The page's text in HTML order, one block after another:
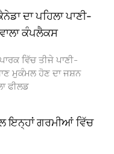
ਦਾ ਪਹਿਲਾ ਪਾਣੀ-
ਕੰਪਲੈਕਸ
ਵਿੱਚ ਤੀਜੇ ਪਾਣੀ-
ਮੁਕੰਮਲ ਹੋਣ ਦਾ ਜਸ਼ਨ
ਫੀਲਡ
ਇਨ੍ਹਾਂ ਗਰਮੀਆਂ ਵਿੱਚ